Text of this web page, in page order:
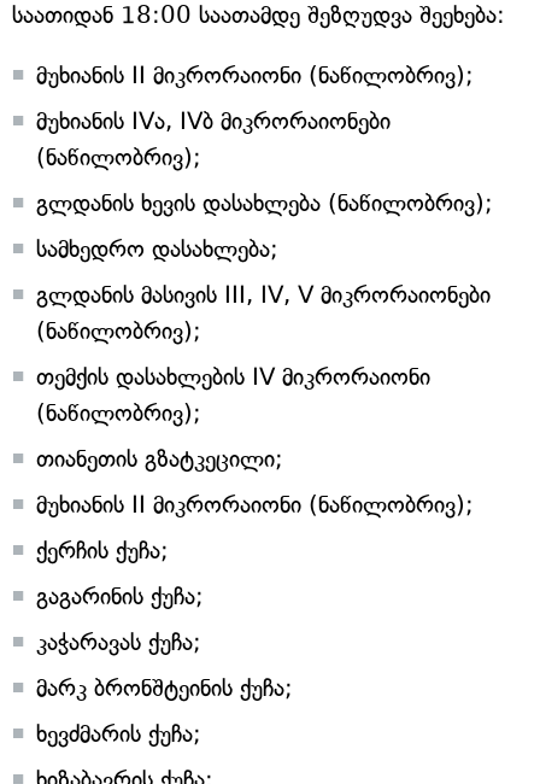
საათიდან 18:00 საათამდე შეზღუდვა შეეხება:
მუხიანის II მიკრორაიონი (ნაწილობრივ);
მუხიანის IVა, IVბ მიკრორაიონები
(ნაწილობრივ);
გლდანის ხევის დასახლება (ნაწილობრივ);
სამხედრო დასახლება;
გლდანის მასივის III, IV, V მიკრორაიონები
(ნაწილობრივ);
თემქის დასახლების IV მიკრორაიონი
(ნაწილობრივ);
თიანეთის გზატკეცილი;
მუხიანის II მიკრორაიონი (ნაწილობრივ);
ქერჩის ქუჩა;
გაგარინის ქუჩა;
კაჭარავას ქუჩა;
მარკ ბრონშტეინის ქუჩა;
ხევძმარის ქუჩა;